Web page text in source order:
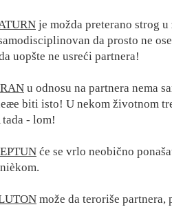
je možda preterano strog
da prosto ne
uopšte ne usreći partnera!
u odnosu na partnera nema
biti isto! U nekom životnom
tada - lom!
će se vrlo neobično
može da teroriše partnera,